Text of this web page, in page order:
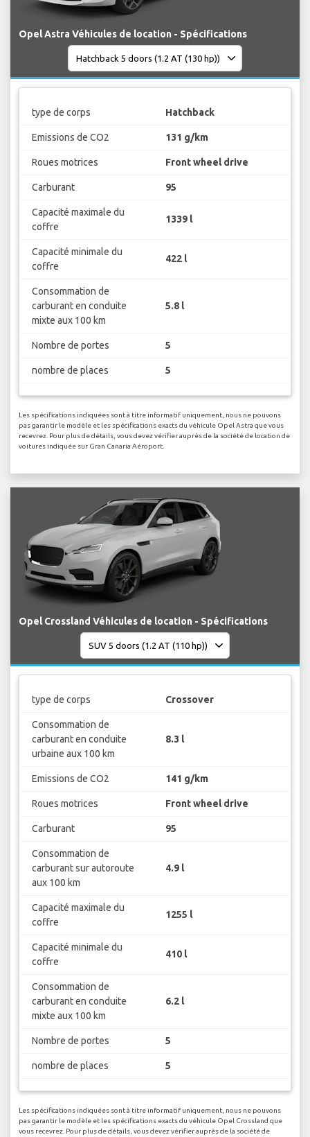
Opel Astra Véhicules de location - Spécifications
type de corps Hatchback
Emissions de CO2 131 g/km
Roues motrices Front wheel drive
Carburant 95
Capacité maximale du
coffre
1339 l
Capacité minimale du
coffre
422 l
Consommation de
carburant en conduite
mixte aux 100 km
5.8 l
Nombre de portes 5
nombre de places 5
Les spécifications indiquées sont à titre informatif uniquement, nous ne pouvons
pas garantir le modèle et les spécifications exacts du véhicule Opel Astra que vous
recevrez. Pour plus de détails, vous devez vérifier auprès de la société de location de
voitures indiquée sur Gran Canaria Aéroport.
Opel Crossland Véhicules de location - Spécifications
type de corps Crossover
Consommation de
carburant en conduite
urbaine aux 100 km
8.3 l
Emissions de CO2 141 g/km
Roues motrices Front wheel drive
Carburant 95
Consommation de
carburant sur autoroute
aux 100 km
4.9 l
Capacité maximale du
coffre
1255 l
Capacité minimale du
coffre
410 l
Consommation de
carburant en conduite
mixte aux 100 km
6.2 l
Nombre de portes 5
nombre de places 5
Les spécifications indiquées sont à titre informatif uniquement, nous ne pouvons
pas garantir le modèle et les spécifications exacts du véhicule Opel Crossland que
vous recevrez. Pour plus de détails, vous devez vérifier auprès de la société de